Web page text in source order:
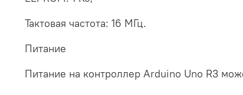
Тактовая частота: 16 МГц.
Питание
Питание на контроллер Arduino Uno R3